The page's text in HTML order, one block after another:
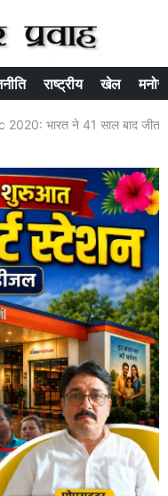
राष्ट्रीय खेल
भारत ने 41 साल बाद जीता